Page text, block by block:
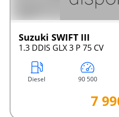
Suzuki SWIFT III
1.3 DDIS GLX 3 P 75 CV
Diesel 90 500
7